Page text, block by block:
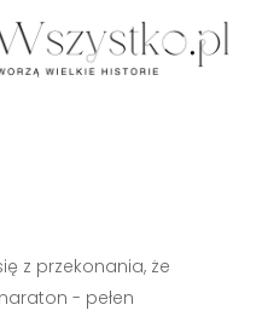
z przekonania, że
- pełen